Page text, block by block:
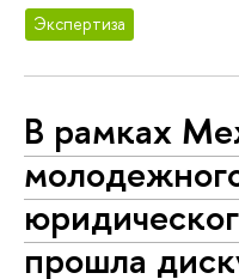
Экспертиза
В рамках
прошла